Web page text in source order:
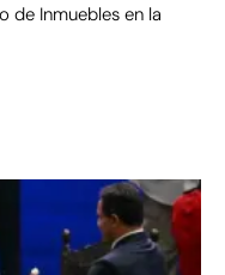
de Inmuebles en la